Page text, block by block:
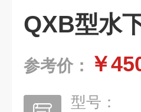
QXB型水
参考价： ￥
型号：